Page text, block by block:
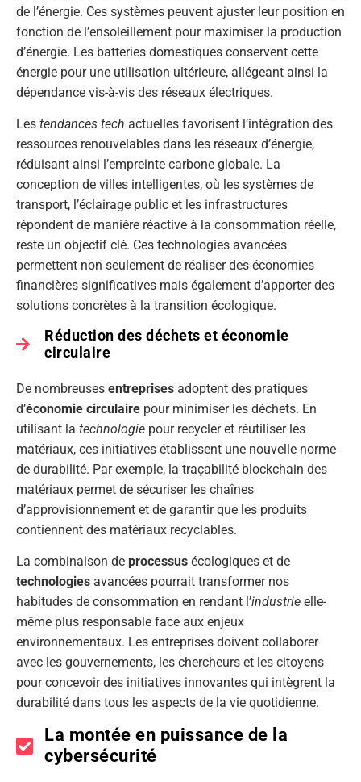
de l’énergie. Ces systèmes peuvent ajuster leur position en
fonction de l’ensoleillement pour maximiser la production
d’énergie. Les batteries domestiques conservent cette
énergie pour une utilisation ultérieure, allégeant ainsi la
dépendance vis-à-vis des réseaux électriques.
Les tendances tech actuelles favorisent l’intégration des
ressources renouvelables dans les réseaux d’énergie,
réduisant ainsi l’empreinte carbone globale. La
conception de villes intelligentes, où les systèmes de
transport, l’éclairage public et les infrastructures
répondent de manière réactive à la consommation réelle,
reste un objectif clé. Ces technologies avancées
permettent non seulement de réaliser des économies
financières significatives mais également d’apporter des
solutions concrètes à la transition écologique.
Réduction des déchets et économie
circulaire
De nombreuses entreprises adoptent des pratiques
d’économie circulaire pour minimiser les déchets. En
utilisant la technologie pour recycler et réutiliser les
matériaux, ces initiatives établissent une nouvelle norme
de durabilité. Par exemple, la traçabilité blockchain des
matériaux permet de sécuriser les chaînes
d’approvisionnement et de garantir que les produits
contiennent des matériaux recyclables.
La combinaison de processus écologiques et de
technologies avancées pourrait transformer nos
habitudes de consommation en rendant l’industrie elle-
même plus responsable face aux enjeux
environnementaux. Les entreprises doivent collaborer
avec les gouvernements, les chercheurs et les citoyens
pour concevoir des initiatives innovantes qui intègrent la
durabilité dans tous les aspects de la vie quotidienne.
La montée en puissance de la
cybersécurité